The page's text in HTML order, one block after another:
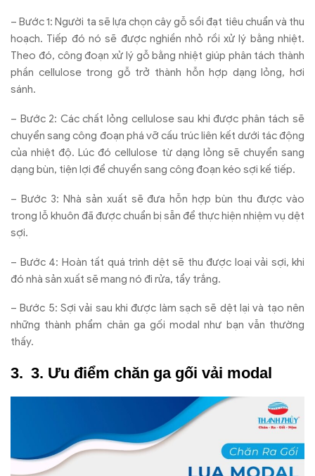
– Bước 1: Người ta sẽ lựa chọn cây gỗ sồi đạt tiêu chuẩn và thu
hoạch. Tiếp đó nó sẽ được nghiền nhỏ rồi xử lý bằng nhiệt.
Theo đó, công đoạn xử lý gỗ bằng nhiệt giúp phân tách thành
phần cellulose trong gỗ trở thành hỗn hợp dạng lỏng, hơi
sánh.
– Bước 2: Các chất lỏng cellulose sau khi được phân tách sẽ
chuyển sang công đoạn phá vỡ cấu trúc liên kết dưới tác động
của nhiệt độ. Lúc đó cellulose từ dạng lỏng sẽ chuyển sang
dạng bùn, tiện lợi để chuyển sang công đoạn kéo sợi kế tiếp.
– Bước 3: Nhà sản xuất sẽ đưa hỗn hợp bùn thu được vào
trong lỗ khuôn đã được chuẩn bị sẵn để thực hiện nhiệm vụ dệt
sợi.
– Bước 4: Hoàn tất quá trình dệt sẽ thu được loại vải sợi, khi
đó nhà sản xuất sẽ mang nó đi rửa, tẩy trắng.
– Bước 5: Sợi vải sau khi được làm sạch sẽ dệt lại và tạo nên
những thành phẩm chăn ga gối modal như bạn vẫn thường
thấy.
3. Ưu điểm chăn ga gối vải modal